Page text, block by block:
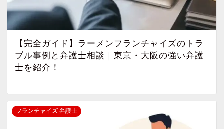
【完全ガイド】ラーメンフランチャイズのトラ
ブル事例と弁護士相談｜東京・大阪の強い弁護
士を紹介！
フランチャイズ 弁護士